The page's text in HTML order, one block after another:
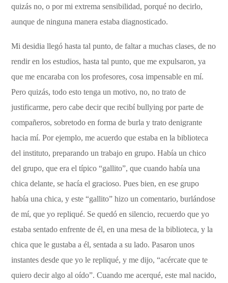
quizás no, o por mi extrema sensibilidad, porqué no decirlo,
aunque de ninguna manera estaba diagnosticado.
Mi desidia llegó hasta tal punto, de faltar a muchas clases, de no
rendir en los estudios, hasta tal punto, que me expulsaron, ya
que me encaraba con los profesores, cosa impensable en mí.
Pero quizás, todo esto tenga un motivo, no, no trato de
justificarme, pero cabe decir que recibí bullying por parte de
compañeros, sobretodo en forma de burla y trato denigrante
hacia mí. Por ejemplo, me acuerdo que estaba en la biblioteca
del instituto, preparando un trabajo en grupo. Había un chico
del grupo, que era el típico “gallito”, que cuando había una
chica delante, se hacía el gracioso. Pues bien, en ese grupo
había una chica, y este “gallito” hizo un comentario, burlándose
de mí, que yo repliqué. Se quedó en silencio, recuerdo que yo
estaba sentado enfrente de él, en una mesa de la biblioteca, y la
chica que le gustaba a él, sentada a su lado. Pasaron unos
instantes desde que yo le repliqué, y me dijo, “acércate que te
quiero decir algo al oído”. Cuando me acerqué, este mal nacido,